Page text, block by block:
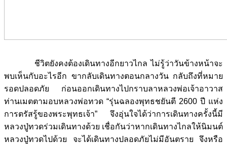
ชีวิตยังคงต้องเดินทางอีกยาวไกล ไม่รู้ว่าวันข้างหน้าจะ
พบเห็นกับอะไรอีก ขากลับเดินทางตอนกลางวัน กลับถึงที่หมาย
รอดปลอดภัย ก่อนออกเดินทางไปกราบลาหลวงพ่อเจ้าอาวาส
ท่านเมตตามอบหลวงพ่อทวด “รุ่นฉลองพุทธชยันตี 2600 ปี แห่ง
การตรัสรู้ของพระพุทธเจ้า” จึงอุ่นใจได้ว่าการเดินทางครั้งนี้มี
หลวงปู่ทวดร่วมเดินทางด้วย เชื่อกันว่าหากเดินทางไกลให้นิมนต์
หลวงปู่ทวดไปด้วย จะได้เดินทางปลอดภัยไม่มีอันตราย จึงหรือ